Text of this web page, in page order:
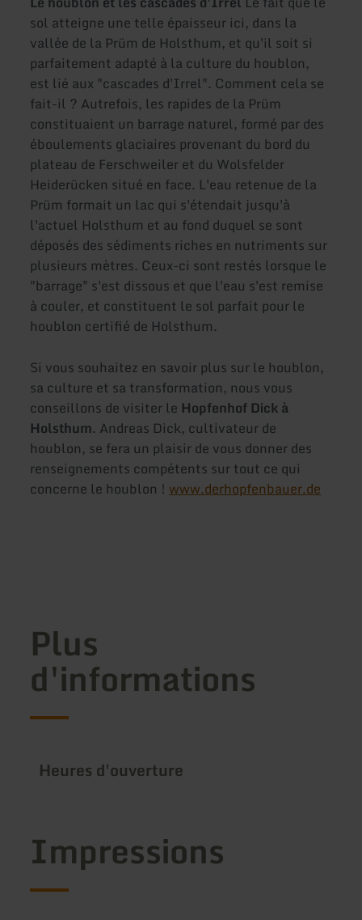
sol atteigne une telle épaisseur ici, dans la
vallée de la Prüm de Holsthum, et qu'il soit si
parfaitement adapté à la culture du houblon,
est lié aux "cascades d'Irrel". Comment cela se
fait-il ? Autrefois, les rapides de la Prüm
constituaient un barrage naturel, formé par des
éboulements glaciaires provenant du bord du
plateau de Ferschweiler et du Wolsfelder
Heiderücken situé en face. L'eau retenue de la
Prüm formait un lac qui s'étendait jusqu'à
l'actuel Holsthum et au fond duquel se sont
déposés des sédiments riches en nutriments sur
plusieurs mètres. Ceux-ci sont restés lorsque le
"barrage" s'est dissous et que l'eau s'est remise
à couler, et constituent le sol parfait pour le
houblon certifié de Holsthum.
Si vous souhaitez en savoir plus sur le houblon,
sa culture et sa transformation, nous vous
conseillons de visiter le Hopfenhof Dick à
Holsthum. Andreas Dick, cultivateur de
houblon, se fera un plaisir de vous donner des
renseignements compétents sur tout ce qui
concerne le houblon ! www.derhopfenbauer.de
Plus
d'informations
Heures d'ouverture
Impressions